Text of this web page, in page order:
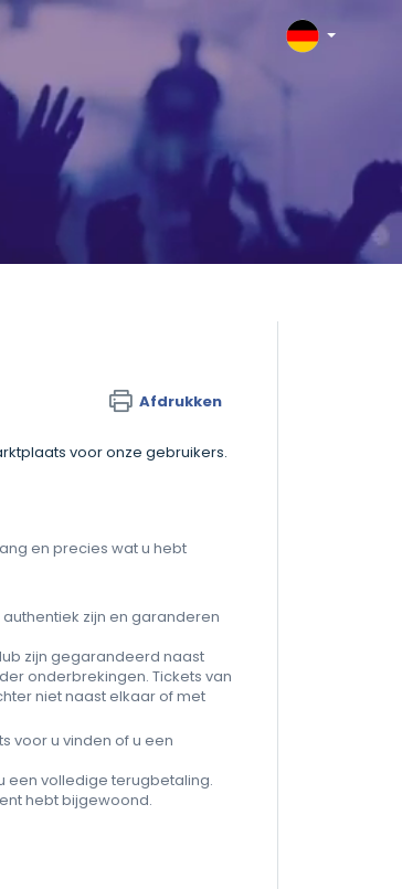
Afdrukken
voor onze gebruikers.
en precies wat u hebt
zijn en garanderen
zijn gegarandeerd naast
onderbrekingen. Tickets van
niet naast elkaar of met
voor u vinden of u een
een volledige terugbetaling.
hebt bijgewoond.